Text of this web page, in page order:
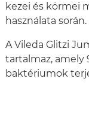
kezei és körmei
használata során.
A Vileda Glitzi
tartalmaz, amely
baktériumok